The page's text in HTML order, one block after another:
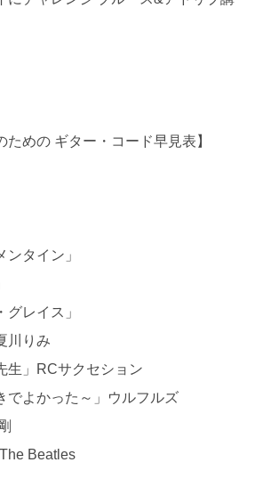
ための ギター・コード早見表】
ンタイン」
グレイス」
川りみ
生」RCサクセション
でよかった～」ウルフルズ
Beatles